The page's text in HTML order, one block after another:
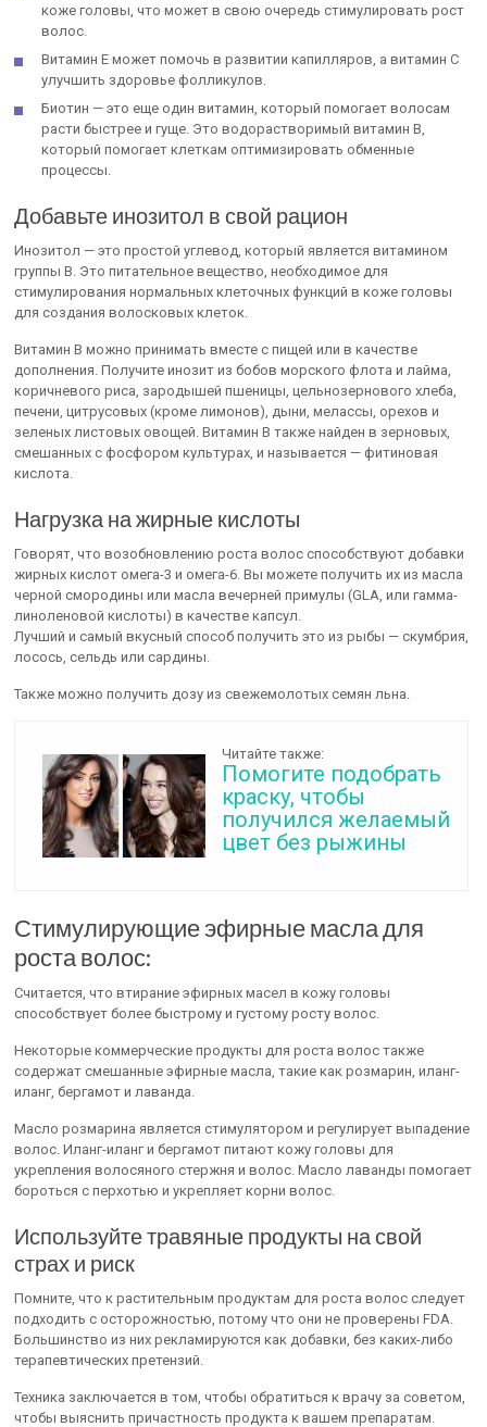
коже головы, что может в свою очередь стимулировать рост
волос.
Витамин Е может помочь в развитии капилляров, а витамин С
улучшить здоровье фолликулов.
Биотин — это еще один витамин, который помогает волосам
расти быстрее и гуще. Это водорастворимый витамин B,
который помогает клеткам оптимизировать обменные
процессы.
Добавьте инозитол в свой рацион
Инозитол — это простой углевод, который является витамином
группы В. Это питательное вещество, необходимое для
стимулирования нормальных клеточных функций в коже головы
для создания волосковых клеток.
Витамин В можно принимать вместе с пищей или в качестве
дополнения. Получите инозит из бобов морского флота и лайма,
коричневого риса, зародышей пшеницы, цельнозернового хлеба,
печени, цитрусовых (кроме лимонов), дыни, мелассы, орехов и
зеленых листовых овощей. Витамин В также найден в зерновых,
смешанных с фосфором культурах, и называется — фитиновая
кислота.
Нагрузка на жирные кислоты
Говорят, что возобновлению роста волос способствуют добавки
жирных кислот омега-3 и омега-6. Вы можете получить их из масла
черной смородины или масла вечерней примулы (GLA, или гамма-
линоленовой кислоты) в качестве капсул.
Лучший и самый вкусный способ получить это из рыбы — скумбрия,
лосось, сельдь или сардины.
Также можно получить дозу из свежемолотых семян льна.
Читайте также:
Помогите подобрать
краску, чтобы
получился желаемый
цвет без рыжины
Стимулирующие эфирные масла для
роста волос:
Считается, что втирание эфирных масел в кожу головы
способствует более быстрому и густому росту волос.
Некоторые коммерческие продукты для роста волос также
содержат смешанные эфирные масла, такие как розмарин, иланг-
иланг, бергамот и лаванда.
Масло розмарина является стимулятором и регулирует выпадение
волос. Иланг-иланг и бергамот питают кожу головы для
укрепления волосяного стержня и волос. Масло лаванды помогает
бороться с перхотью и укрепляет корни волос.
Используйте травяные продукты на свой
страх и риск
Помните, что к растительным продуктам для роста волос следует
подходить с осторожностью, потому что они не проверены FDA.
Большинство из них рекламируются как добавки, без каких-либо
терапевтических претензий.
Техника заключается в том, чтобы обратиться к врачу за советом,
чтобы выяснить причастность продукта к вашем препаратам.